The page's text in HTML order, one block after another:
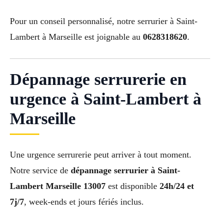
Pour un conseil personnalisé, notre serrurier à Saint-
Lambert à Marseille est joignable au 0628318620.
Dépannage serrurerie en
urgence à Saint-Lambert à
Marseille
Une urgence serrurerie peut arriver à tout moment.
Notre service de dépannage serrurier à Saint-
Lambert Marseille 13007 est disponible 24h/24 et
7j/7, week-ends et jours fériés inclus.